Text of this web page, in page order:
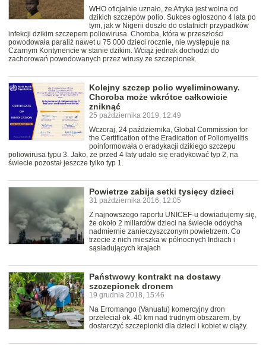
WHO oficjalnie uznało, że Afryka jest wolna od
dzikich szczepów polio. Sukces ogłoszono 4 lata po
tym, jak w Nigerii doszło do ostatnich przypadków
infekcji dzikim szczepem poliowirusa. Choroba, która w przeszłości
powodowała paraliż nawet u 75 000 dzieci rocznie, nie występuje na
Czarnym Kontynencie w stanie dzikim. Wciąż jednak dochodzi do
zachorowań powodowanych przez wirusy ze szczepionek.
Kolejny szczep polio wyeliminowany.
Choroba może wkrótce całkowicie
zniknąć
25 października 2019, 12:49
Wczoraj, 24 października, Global Commission for
the Certification of the Eradication of Poliomyelitis
poinformowała o eradykacji dzikiego szczepu
poliowirusa typu 3. Jako, że przed 4 laty udało się eradykować typ 2, na
świecie pozostał jeszcze tylko typ 1.
Powietrze zabija setki tysięcy dzieci
31 października 2016, 12:05
Z najnowszego raportu UNICEF-u dowiadujemy się,
że około 2 miliardów dzieci na świecie oddycha
nadmiernie zanieczyszczonym powietrzem. Co
trzecie z nich mieszka w północnych Indiach i
sąsiadujących krajach
Państwowy kontrakt na dostawy
szczepionek dronem
19 grudnia 2018, 15:46
Na Erromango (Vanuatu) komercyjny dron
przeleciał ok. 40 km nad trudnym obszarem, by
dostarczyć szczepionki dla dzieci i kobiet w ciąży.